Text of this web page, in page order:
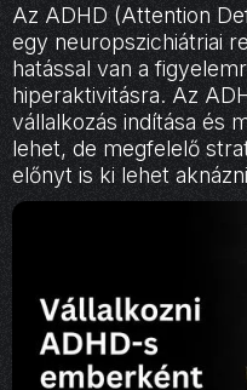
Az ADHD (Attention
egy neuropszichiátriai
hatással van a
hiperaktivitásra. Az
vállalkozás indítása és
lehet, de megfelelő
előnyt is ki lehet